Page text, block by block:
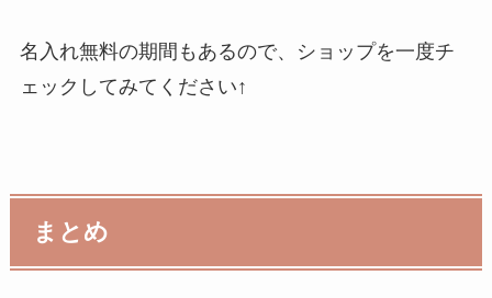
名入れ無料の期間もあるので、ショップを一度チ
ェックしてみてください↑
まとめ